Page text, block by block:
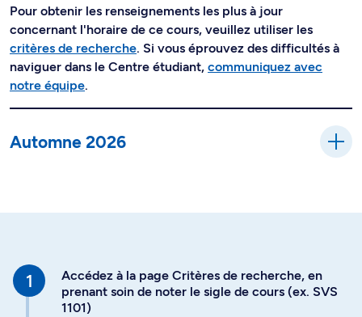
Pour obtenir les renseignements les plus à jour
concernant l'horaire de ce cours, veuillez utiliser les
critères de recherche. Si vous éprouvez des difficultés à
naviguer dans le Centre étudiant, communiquez avec
notre équipe.
Automne 2026
Accédez à la page Critères de recherche, en
prenant soin de noter le sigle de cours (ex. SVS
1101)